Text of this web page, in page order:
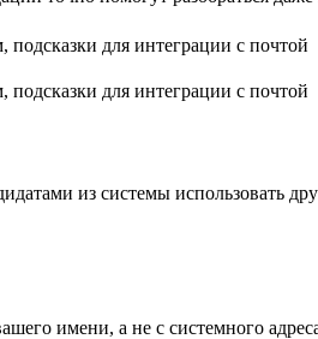
из системы использовать
имени, а не с системного